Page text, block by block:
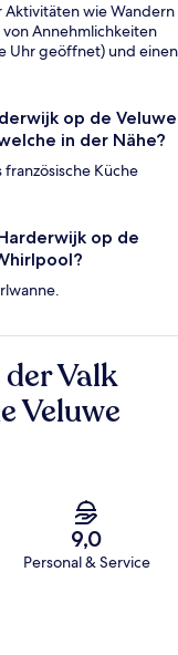
wie Wandern
Annehmlichkeiten
Uhr geöffnet) und einen
op de Veluwe
in der Nähe?
Küche
op de
Valk
Veluwe
9,0
Personal & Service